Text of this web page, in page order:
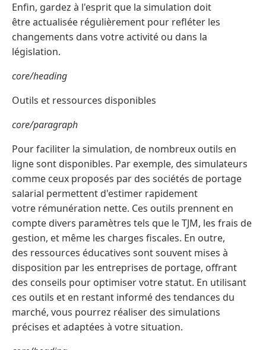
Enfin, gardez à l'esprit que la simulation doit
être actualisée régulièrement pour refléter les
changements dans votre activité ou dans la
législation.
core/heading
Outils et ressources disponibles
core/paragraph
Pour faciliter la simulation, de nombreux outils en
ligne sont disponibles. Par exemple, des simulateurs
comme ceux proposés par des sociétés de portage
salarial permettent d'estimer rapidement
votre rémunération nette. Ces outils prennent en
compte divers paramètres tels que le TJM, les frais de
gestion, et même les charges fiscales. En outre,
des ressources éducatives sont souvent mises à
disposition par les entreprises de portage, offrant
des conseils pour optimiser votre statut. En utilisant
ces outils et en restant informé des tendances du
marché, vous pourrez réaliser des simulations
précises et adaptées à votre situation.